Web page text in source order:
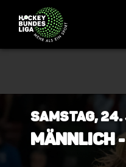
Samstag,
Männlich -